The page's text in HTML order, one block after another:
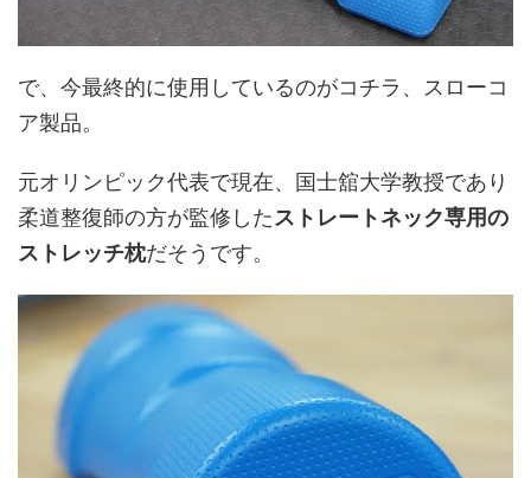
で、今最終的に使用しているのがコチラ、スローコ
ア製品。
元オリンピック代表で現在、国士舘大学教授であり
柔道整復師の方が監修したストレートネック専用の
ストレッチ枕だそうです。